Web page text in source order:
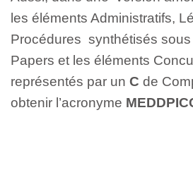
les éléments Administratifs,
Procédures synthétisés sous
Papers et les éléments
représentés par un C de
obtenir l’acronyme